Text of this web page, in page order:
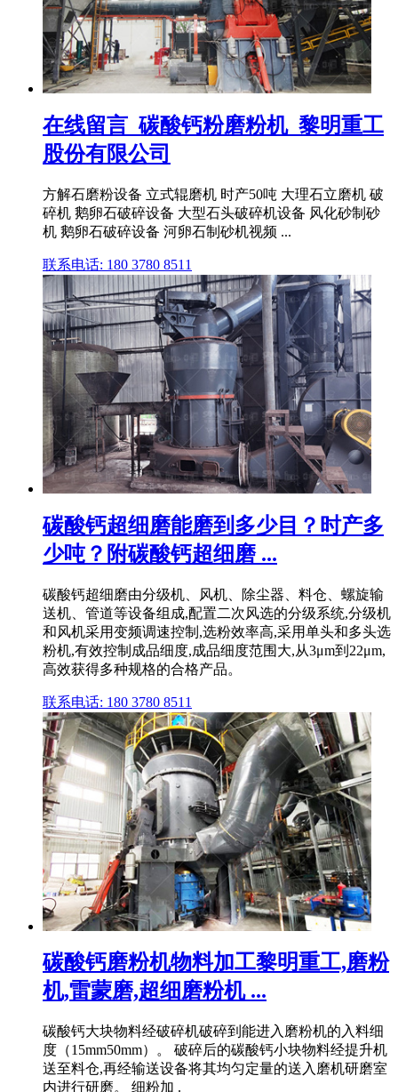
在线留言_碳酸钙粉磨粉机_黎明重工
股份有限公司
方解石磨粉设备 立式辊磨机 时产50吨 大理石立磨机 破
碎机 鹅卵石破碎设备 大型石头破碎机设备 风化砂制砂
机 鹅卵石破碎设备 河卵石制砂机视频 ...
联系电话: 180 3780 8511
碳酸钙超细磨能磨到多少目？时产多
少吨？附碳酸钙超细磨 ...
碳酸钙超细磨由分级机、风机、除尘器、料仓、螺旋输
送机、管道等设备组成,配置二次风选的分级系统,分级机
和风机采用变频调速控制,选粉效率高,采用单头和多头选
粉机,有效控制成品细度,成品细度范围大,从3μm到22μm,
高效获得多种规格的合格产品。
联系电话: 180 3780 8511
碳酸钙磨粉机物料加工黎明重工,磨粉
机,雷蒙磨,超细磨粉机 ...
碳酸钙大块物料经破碎机破碎到能进入磨粉机的入料细
度（15mm50mm）。 破碎后的碳酸钙小块物料经提升机
送至料仓,再经输送设备将其均匀定量的送入磨机研磨室
内进行研磨。 细粉加 .